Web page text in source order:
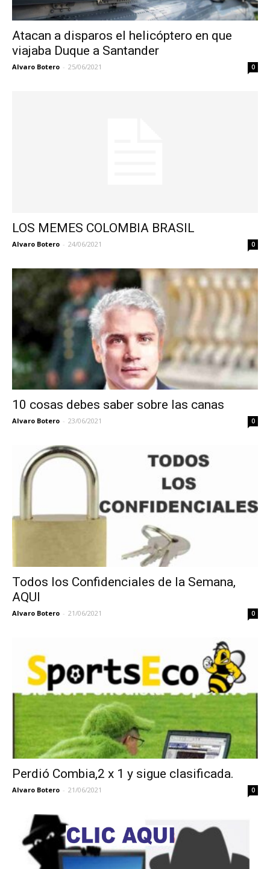
Atacan a disparos el helicóptero en que
viajaba Duque a Santander
Alvaro Botero - 25/06/2021 0
LOS MEMES COLOMBIA BRASIL
Alvaro Botero - 24/06/2021 0
10 cosas debes saber sobre las canas
Alvaro Botero - 23/06/2021 0
Todos los Confidenciales de la Semana,
AQUI
Alvaro Botero - 21/06/2021 0
Perdió Combia,2 x 1 y sigue clasificada.
Alvaro Botero - 21/06/2021 0